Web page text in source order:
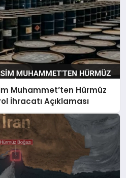
Muhammet’ten Hürmüz
İhracatı Açıklaması